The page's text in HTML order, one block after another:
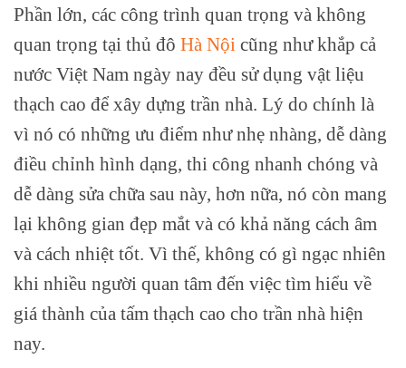
Phần lớn, các công trình quan trọng và không
quan trọng tại thủ đô Hà Nội cũng như khắp cả
nước Việt Nam ngày nay đều sử dụng vật liệu
thạch cao để xây dựng trần nhà. Lý do chính là
vì nó có những ưu điểm như nhẹ nhàng, dễ dàng
điều chỉnh hình dạng, thi công nhanh chóng và
dễ dàng sửa chữa sau này, hơn nữa, nó còn mang
lại không gian đẹp mắt và có khả năng cách âm
và cách nhiệt tốt. Vì thế, không có gì ngạc nhiên
khi nhiều người quan tâm đến việc tìm hiểu về
giá thành của tấm thạch cao cho trần nhà hiện
nay.